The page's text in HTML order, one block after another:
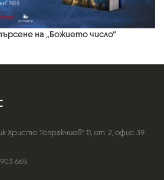
на „Божието число“
Христо Топракчиев“ 11, ет. 2, офис 39
665